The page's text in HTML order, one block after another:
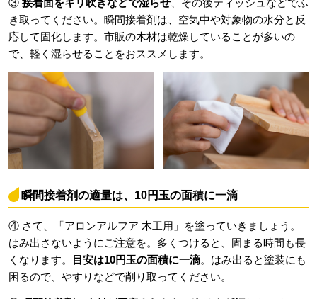
③ 接着面をキリ吹きなどで湿らせ、その後ティッシュなどでふ
き取ってください。瞬間接着剤は、空気中や対象物の水分と反
応して固化します。市販の木材は乾燥していることが多いの
で、軽く湿らせることをおススメします。
瞬間接着剤の適量は、10円玉の面積に一滴
④ さて、「アロンアルフア 木工用」を塗っていきましょう。
はみ出さないようにご注意を。多くつけると、固まる時間も長
くなります。
目安は10円玉の面積に一滴。はみ出ると塗装にも
困るので、やすりなどで削り取ってください。